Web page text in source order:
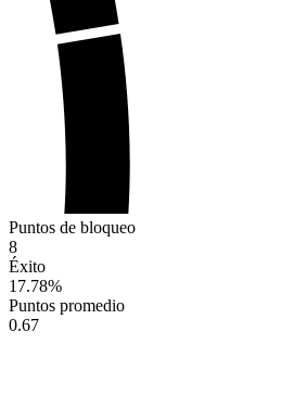
Puntos de bloqueo
8
Éxito
17.78%
Puntos promedio
0.67